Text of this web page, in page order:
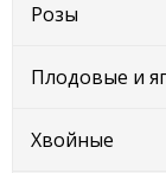
Розы
Плодовые и
Хвойные